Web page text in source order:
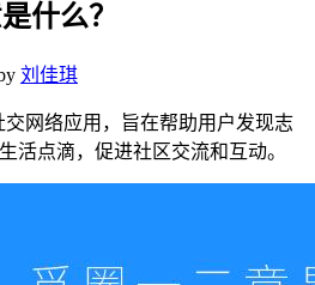
什么？
刘佳琪
交网络应用，旨在帮助用户发现志
活点滴，促进社区交流和互动。